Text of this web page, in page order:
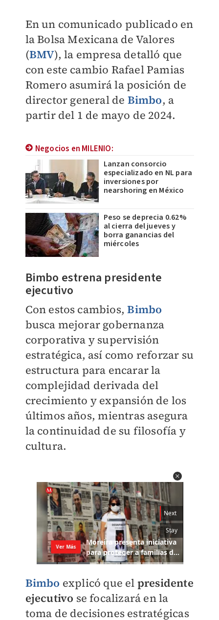
En un comunicado publicado en
la Bolsa Mexicana de Valores
(BMV), la empresa detalló que
con este cambio Rafael Pamias
Romero asumirá la posición de
director general de Bimbo, a
partir del 1 de mayo de 2024.
Negocios en MILENIO:
Lanzan consorcio
especializado en NL para
inversiones por
nearshoring en México
Peso se deprecia 0.62%
al cierra del jueves y
borra ganancias del
miércoles
Bimbo estrena presidente
ejecutivo
Con estos cambios,Bimbo
busca mejorar gobernanza
corporativa y supervisión
estratégica, así como reforzar su
estructura para encarar la
complejidad derivada del
crecimiento y expansión de los
últimos años,mientras asegura
la continuidad de su filosofía y
cultura.
Bimbo explicó que el presidente
ejecutivo se focalizará en la
toma de decisiones estratégicas